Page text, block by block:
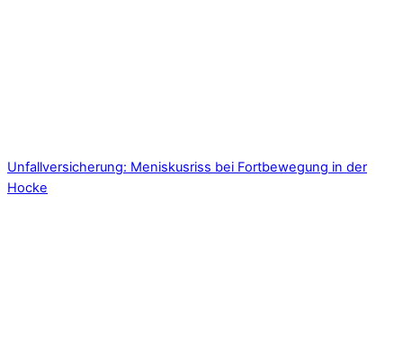
Unfallversicherung: Meniskusriss bei Fortbewegung in der
Hocke